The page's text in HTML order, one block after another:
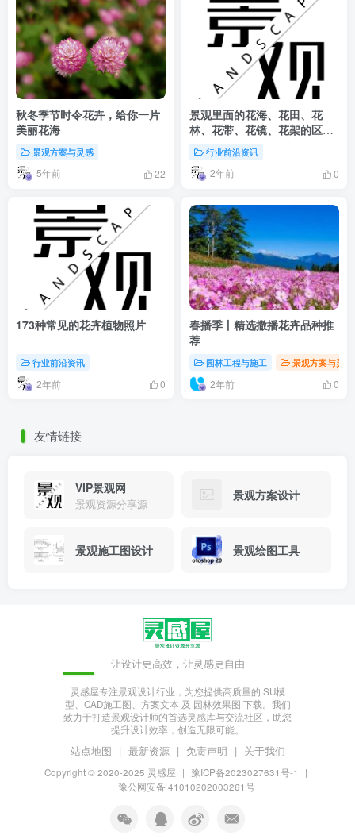
秋冬季节时令花卉，给你一片
美丽花海
景观方案与灵感
5年前 22
景观里面的花海、花田、花
林、花带、花镜、花架的区别
是什么？
行业前沿资讯
2年前 0
173种常见的花卉植物照片
行业前沿资讯
2年前 0
春播季丨精选撒播花卉品种推
荐
园林工程与施工 景观方案与灵感
2年前 0
友情链接
VIP景观网
景观资源分享源
景观方案设计
景观施工图设计 景观绘图工具
让设计更高效，让灵感更自由
灵感屋专注景观设计行业，为您提供高质量的 SU模
型、CAD施工图、方案文本 及 园林效果图 下载。我们
致力于打造景观设计师的首选灵感库与交流社区，助您
提升设计效率，创造无限可能。
站点地图 | 最新资源 | 免责声明 | 关于我们
Copyright © 2020-2025 灵感屋 | 豫ICP备2023027631号-1
|
豫公网安备 41010202003261号